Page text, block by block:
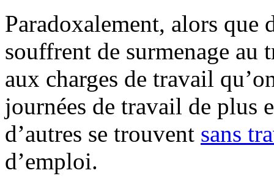
Paradoxalement, alors que
souffrent de surmenage au
aux charges de travail
journées de travail de plus
d’autres se trouvent sans
d’emploi.